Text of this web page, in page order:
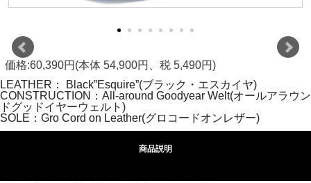
価格:60,390円(本体 54,900円、税 5,490円)
LEATHER： Black”Esquire”(ブラック・エスカイヤ)
CONSTRUCTION：All-around Goodyear Welt(オールアラウン
ドグッドイヤーウェルト)
SOLE：Gro Cord on Leather(グロコードオンレザー)
商品説明